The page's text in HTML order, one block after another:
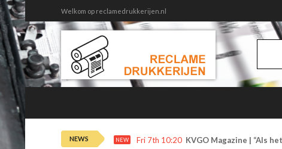
Welkom op reclamedrukkerijen.nl
NEWS NEW Fri 7th 10:20 KVGO Magazine | “Als